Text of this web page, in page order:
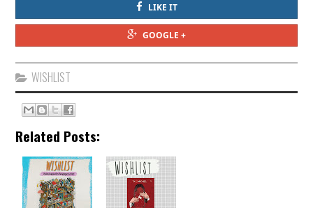
LIKE IT
GOOGLE +
WISHLIST
Related Posts: